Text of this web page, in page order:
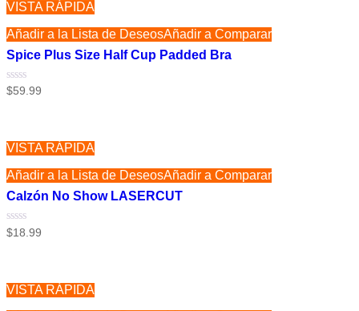
VISTA RÁPIDA
Añadir a la Lista de DeseosAñadir a Comparar
Spice Plus Size Half Cup Padded Bra
Valorado
$59.99
VISTA RÁPIDA
Añadir a la Lista de DeseosAñadir a Comparar
Calzón No Show LASERCUT
Valorado
$18.99
VISTA RÁPIDA